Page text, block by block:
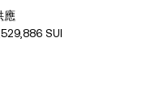
應
SUI